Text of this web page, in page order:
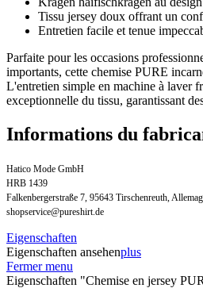
Tissu jersey doux offrant un
Entretien facile et tenue
Parfaite pour les occasions
importants, cette chemise PURE
L'entretien simple en machine à laver
exceptionnelle du tissu, garantissant
Informations du
Hatico Mode GmbH
HRB 1439
Falkenbergerstraße 7, 95643 Tirschenreuth,
shopservice@pureshirt.de
Eigenschaften
Eigenschaften ansehenplus
Fermer menu
Eigenschaften "Chemise en jersey